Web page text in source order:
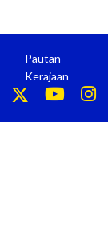
Pautan
Kerajaan